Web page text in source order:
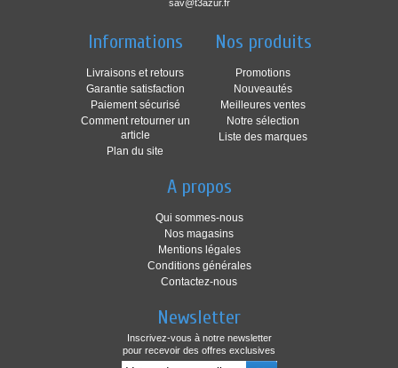
sav@t3azur.fr
Informations
Livraisons et retours
Garantie satisfaction
Paiement sécurisé
Comment retourner un
article
Plan du site
Nos produits
Promotions
Nouveautés
Meilleures ventes
Notre sélection
Liste des marques
A propos
Qui sommes-nous
Nos magasins
Mentions légales
Conditions générales
Contactez-nous
Newsletter
Inscrivez-vous à notre newsletter
pour recevoir des offres exclusives